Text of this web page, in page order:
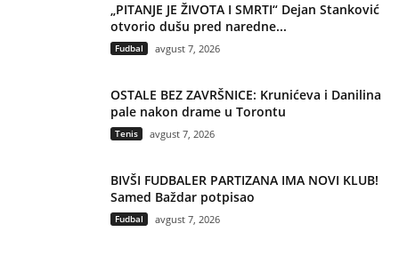
„PITANJE JE ŽIVOTA I SMRTI“ Dejan Stanković
otvorio dušu pred naredne...
Fudbal avgust 7, 2026
OSTALE BEZ ZAVRŠNICE: Krunićeva i Danilina
pale nakon drame u Torontu
Tenis avgust 7, 2026
BIVŠI FUDBALER PARTIZANA IMA NOVI KLUB!
Samed Baždar potpisao
Fudbal avgust 7, 2026